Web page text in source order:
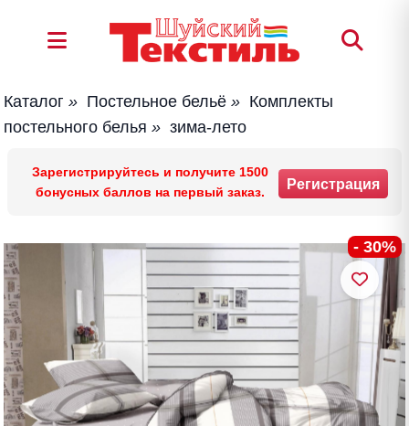
Каталог » Постельное бельё » Комплекты
постельного белья » зима-лето
Зарегистрируйтесь и получите 1500
бонусных баллов на первый заказ.
Регистрация
- 30%